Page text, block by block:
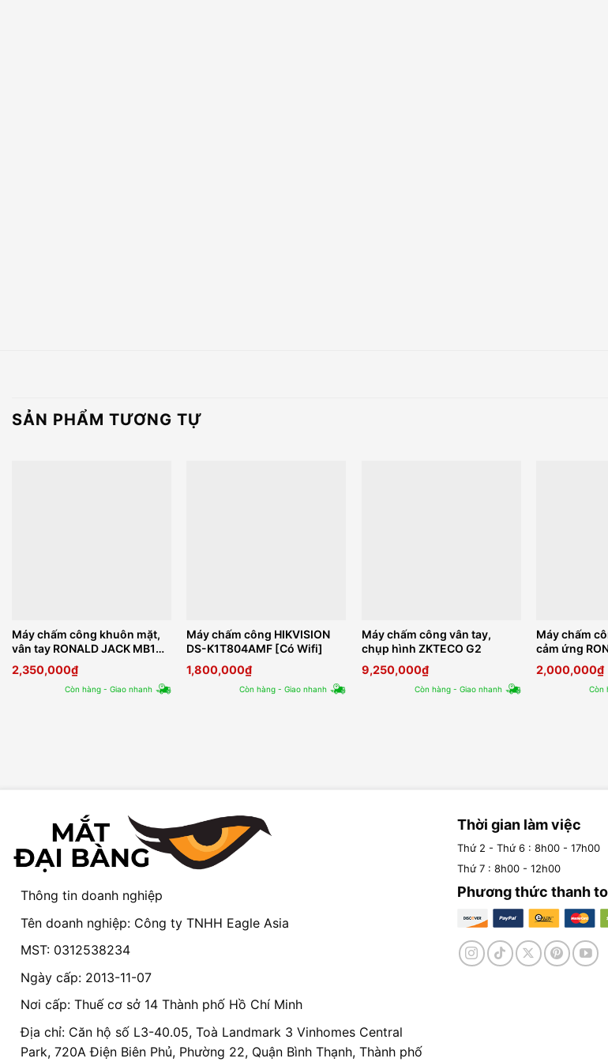
SẢN PHẨM TƯƠNG TỰ
Máy chấm công khuôn mặt,
vân tay RONALD JACK MB10-
VL
2,350,000₫
Còn hàng - Giao nhanh
Máy chấm công HIKVISION
DS-K1T804AMF [Có Wifi]
1,800,000₫
Còn hàng - Giao nhanh
Máy chấm công vân tay,
chụp hình ZKTECO G2
9,250,000₫
Còn hàng - Giao nhanh
Máy chấm
cảm ứng
SF300Plus
2,000,000₫
Còn
Thông tin doanh nghiệp
Tên doanh nghiệp: Công ty TNHH Eagle Asia
MST: 0312538234
Ngày cấp: 2013-11-07
Nơi cấp: Thuế cơ sở 14 Thành phố Hồ Chí Minh
Địa chỉ: Căn hộ số L3-40.05, Toà Landmark 3 Vinhomes Central
Park, 720A Điện Biên Phủ, Phường 22, Quận Bình Thạnh, Thành phố
Thời gian làm việc
Thứ 2 - Thứ 6 : 8h00 - 17h00
Thứ 7 : 8h00 - 12h00
Phương thức thanh